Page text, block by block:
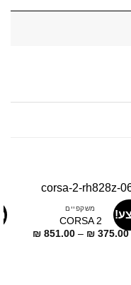
משקפיים
CORSA 2
₪375.00
–
₪851.00